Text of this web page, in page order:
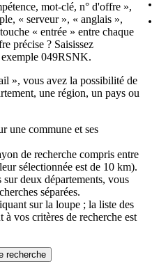
mot-clé, n° d'offre »,
« serveur », « anglais »,
« entrée » entre chaque
précise ? Saisissez
exemple 049RSNK.
», vous avez la possibilité de
une région, un pays ou
une commune et ses
de recherche compris entre
sélectionnée est de 10 km).
deux départements, vous
séparées.
sur la loupe ; la liste des
vos critères de recherche est
recherche